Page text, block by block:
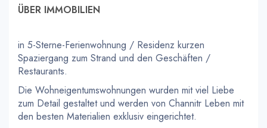
ÜBER IMMOBILIEN
in 5-Sterne-Ferienwohnung / Residenz kurzen
Spaziergang zum Strand und den Geschäften /
Restaurants.
Die Wohneigentumswohnungen wurden mit viel Liebe
zum Detail gestaltet und werden von Channitr Leben mit
den besten Materialien exklusiv eingerichtet.